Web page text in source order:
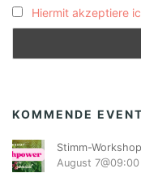
Hiermit akzeptiere
KOMMENDE
Stimm-
August 7@09:00